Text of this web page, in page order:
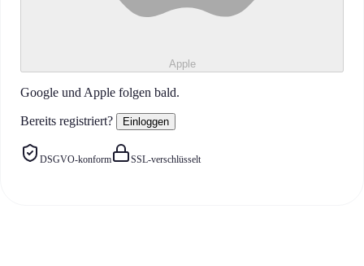
Apple
Google und Apple folgen bald.
Bereits registriert? Einloggen
DSGVO-konform SSL-verschlüsselt